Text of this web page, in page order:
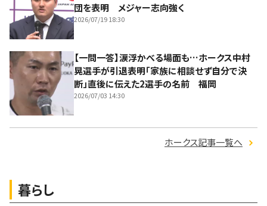
団を表明 メジャー志向強く
2026/07/19 18:30
【一問一答】涙浮かべる場面も…ホークス中村
晃選手が引退表明「家族に相談せず自分で決
断」直後に伝えた2選手の名前 福岡
2026/07/03 14:30
ホークス記事一覧へ
暮らし